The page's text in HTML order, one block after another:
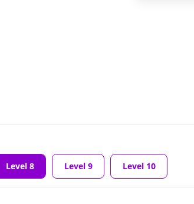
Level 8 Level 9 Level 10